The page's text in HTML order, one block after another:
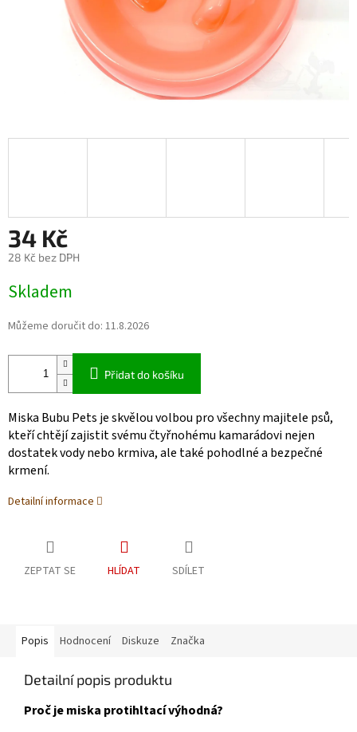
34 Kč
28 Kč bez DPH
cena:
Skladem
Můžeme doručit do: 11.8.2026
Přidat do košíku
Miska Bubu Pets je skvělou volbou pro všechny majitele psů,
kteří chtějí zajistit svému čtyřnohému kamarádovi nejen
dostatek vody nebo krmiva, ale také pohodlné a bezpečné
krmení.
Detailní informace
ZEPTAT SE HLÍDAT SDÍLET
Popis Hodnocení Diskuze Značka
Detailní popis produktu
Proč je miska protihltací výhodná?